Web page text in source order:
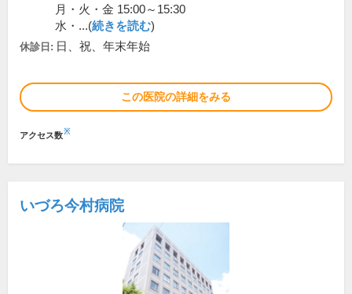
月・火・金 15:00～15:30
水・...(続きを読む)
休診日: 日、祝、年末年始
この医院の詳細をみる
アクセス数※
いづろ今村病院